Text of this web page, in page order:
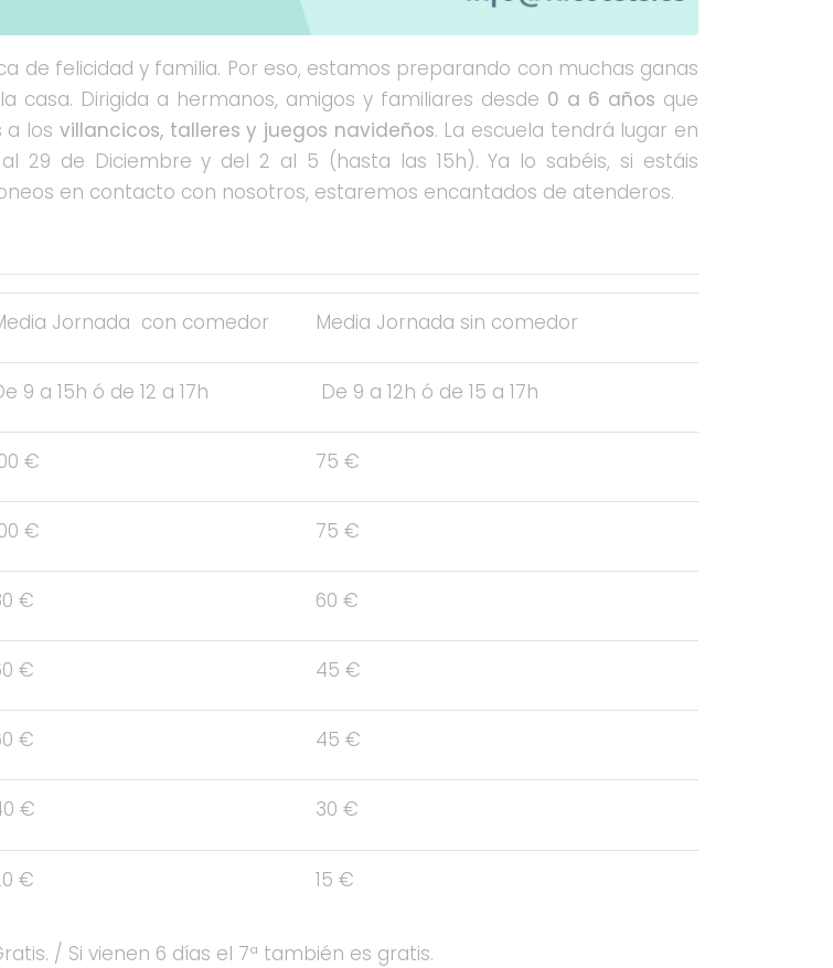
de felicidad y familia. Por eso, estamos preparando con muchas ganas
casa. Dirigida a hermanos, amigos y familiares desde 0 a 6 años que
a los villancicos, talleres y juegos navideños. La escuela tendrá lugar en
29 de Diciembre y del 2 al 5 (hasta las 15h). Ya lo sabéis, si estáis
en contacto con nosotros, estaremos encantados de atenderos.
Jornada con comedor Media Jornada sin comedor
9 a 15h ó de 12 a 17h De 9 a 12h ó de 15 a 17h
€ 75 €
€ 75 €
€ 60 €
€ 45 €
€ 45 €
€ 30 €
€ 15 €
/ Si vienen 6 días el 7ª también es gratis.